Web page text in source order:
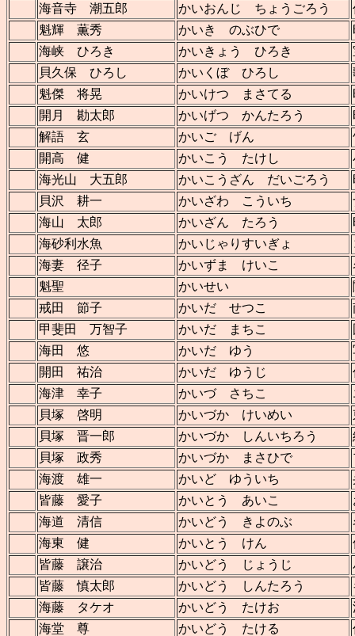
海音寺 潮五郎
かいおんじ ちょうごろう
魁輝 薫秀
かいき のぶひで
海峡 ひろき
かいきょう ひろき
貝久保 ひろし
かいくぼ ひろし
魁傑 将晃
かいけつ まさてる
開月 勘太郎
かいげつ かんたろう
解語 玄
かいご げん
開高 健
かいこう たけし
海光山 大五郎
かいこうざん だいごろう
貝沢 耕一
かいざわ こういち
海山 太郎
かいざん たろう
海砂利水魚
かいじゃりすいぎょ
海妻 径子
かいずま けいこ
魁聖
かいせい
戒田 節子
かいだ せつこ
甲斐田 万智子
かいだ まちこ
海田 悠
かいだ ゆう
開田 祐治
かいだ ゆうじ
海津 幸子
かいづ さちこ
貝塚 啓明
かいづか けいめい
貝塚 晋一郎
かいづか しんいちろう
貝塚 政秀
かいづか まさひで
海渡 雄一
かいど ゆういち
皆藤 愛子
かいとう あいこ
海道 清信
かいどう きよのぶ
海東 健
かいとう けん
皆藤 譲治
かいどう じょうじ
皆藤 慎太郎
かいどう しんたろう
海藤 タケオ
かいどう たけお
海堂 尊
かいどう たける